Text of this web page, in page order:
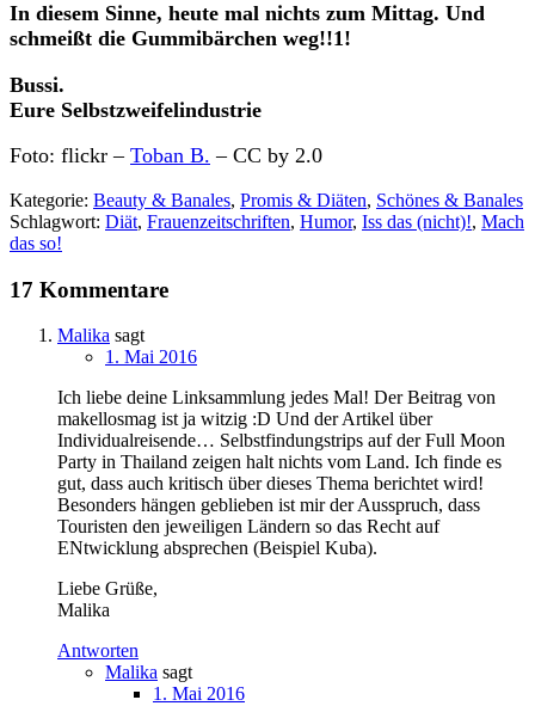
In diesem Sinne, heute mal nichts zum Mittag. Und
schmeißt die Gummibärchen weg!!1!
Bussi.
Eure Selbstzweifelindustrie
Foto: flickr – Toban B. – CC by 2.0
Kategorie: Beauty & Banales, Promis & Diäten, Schönes & Banales
Schlagwort: Diät, Frauenzeitschriften, Humor, Iss das (nicht)!, Mach
das so!
17 Kommentare
Malika sagt
1. Mai 2016
Ich liebe deine Linksammlung jedes Mal! Der Beitrag von
makellosmag ist ja witzig :D Und der Artikel über
Individualreisende… Selbstfindungstrips auf der Full Moon
Party in Thailand zeigen halt nichts vom Land. Ich finde es
gut, dass auch kritisch über dieses Thema berichtet wird!
Besonders hängen geblieben ist mir der Ausspruch, dass
Touristen den jeweiligen Ländern so das Recht auf
ENtwicklung absprechen (Beispiel Kuba).
Liebe Grüße,
Malika
Antworten
Malika sagt
1. Mai 2016